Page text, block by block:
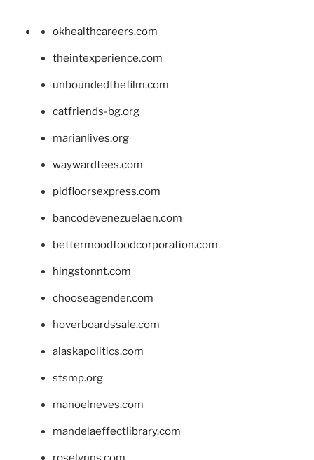
okhealthcareers.com
theintexperience.com
unboundedthefilm.com
catfriends-bg.org
marianlives.org
waywardtees.com
pidfloorsexpress.com
bancodevenezuelaen.com
bettermoodfoodcorporation.com
hingstonnt.com
chooseagender.com
hoverboardssale.com
alaskapolitics.com
stsmp.org
manoelneves.com
mandelaeffectlibrary.com